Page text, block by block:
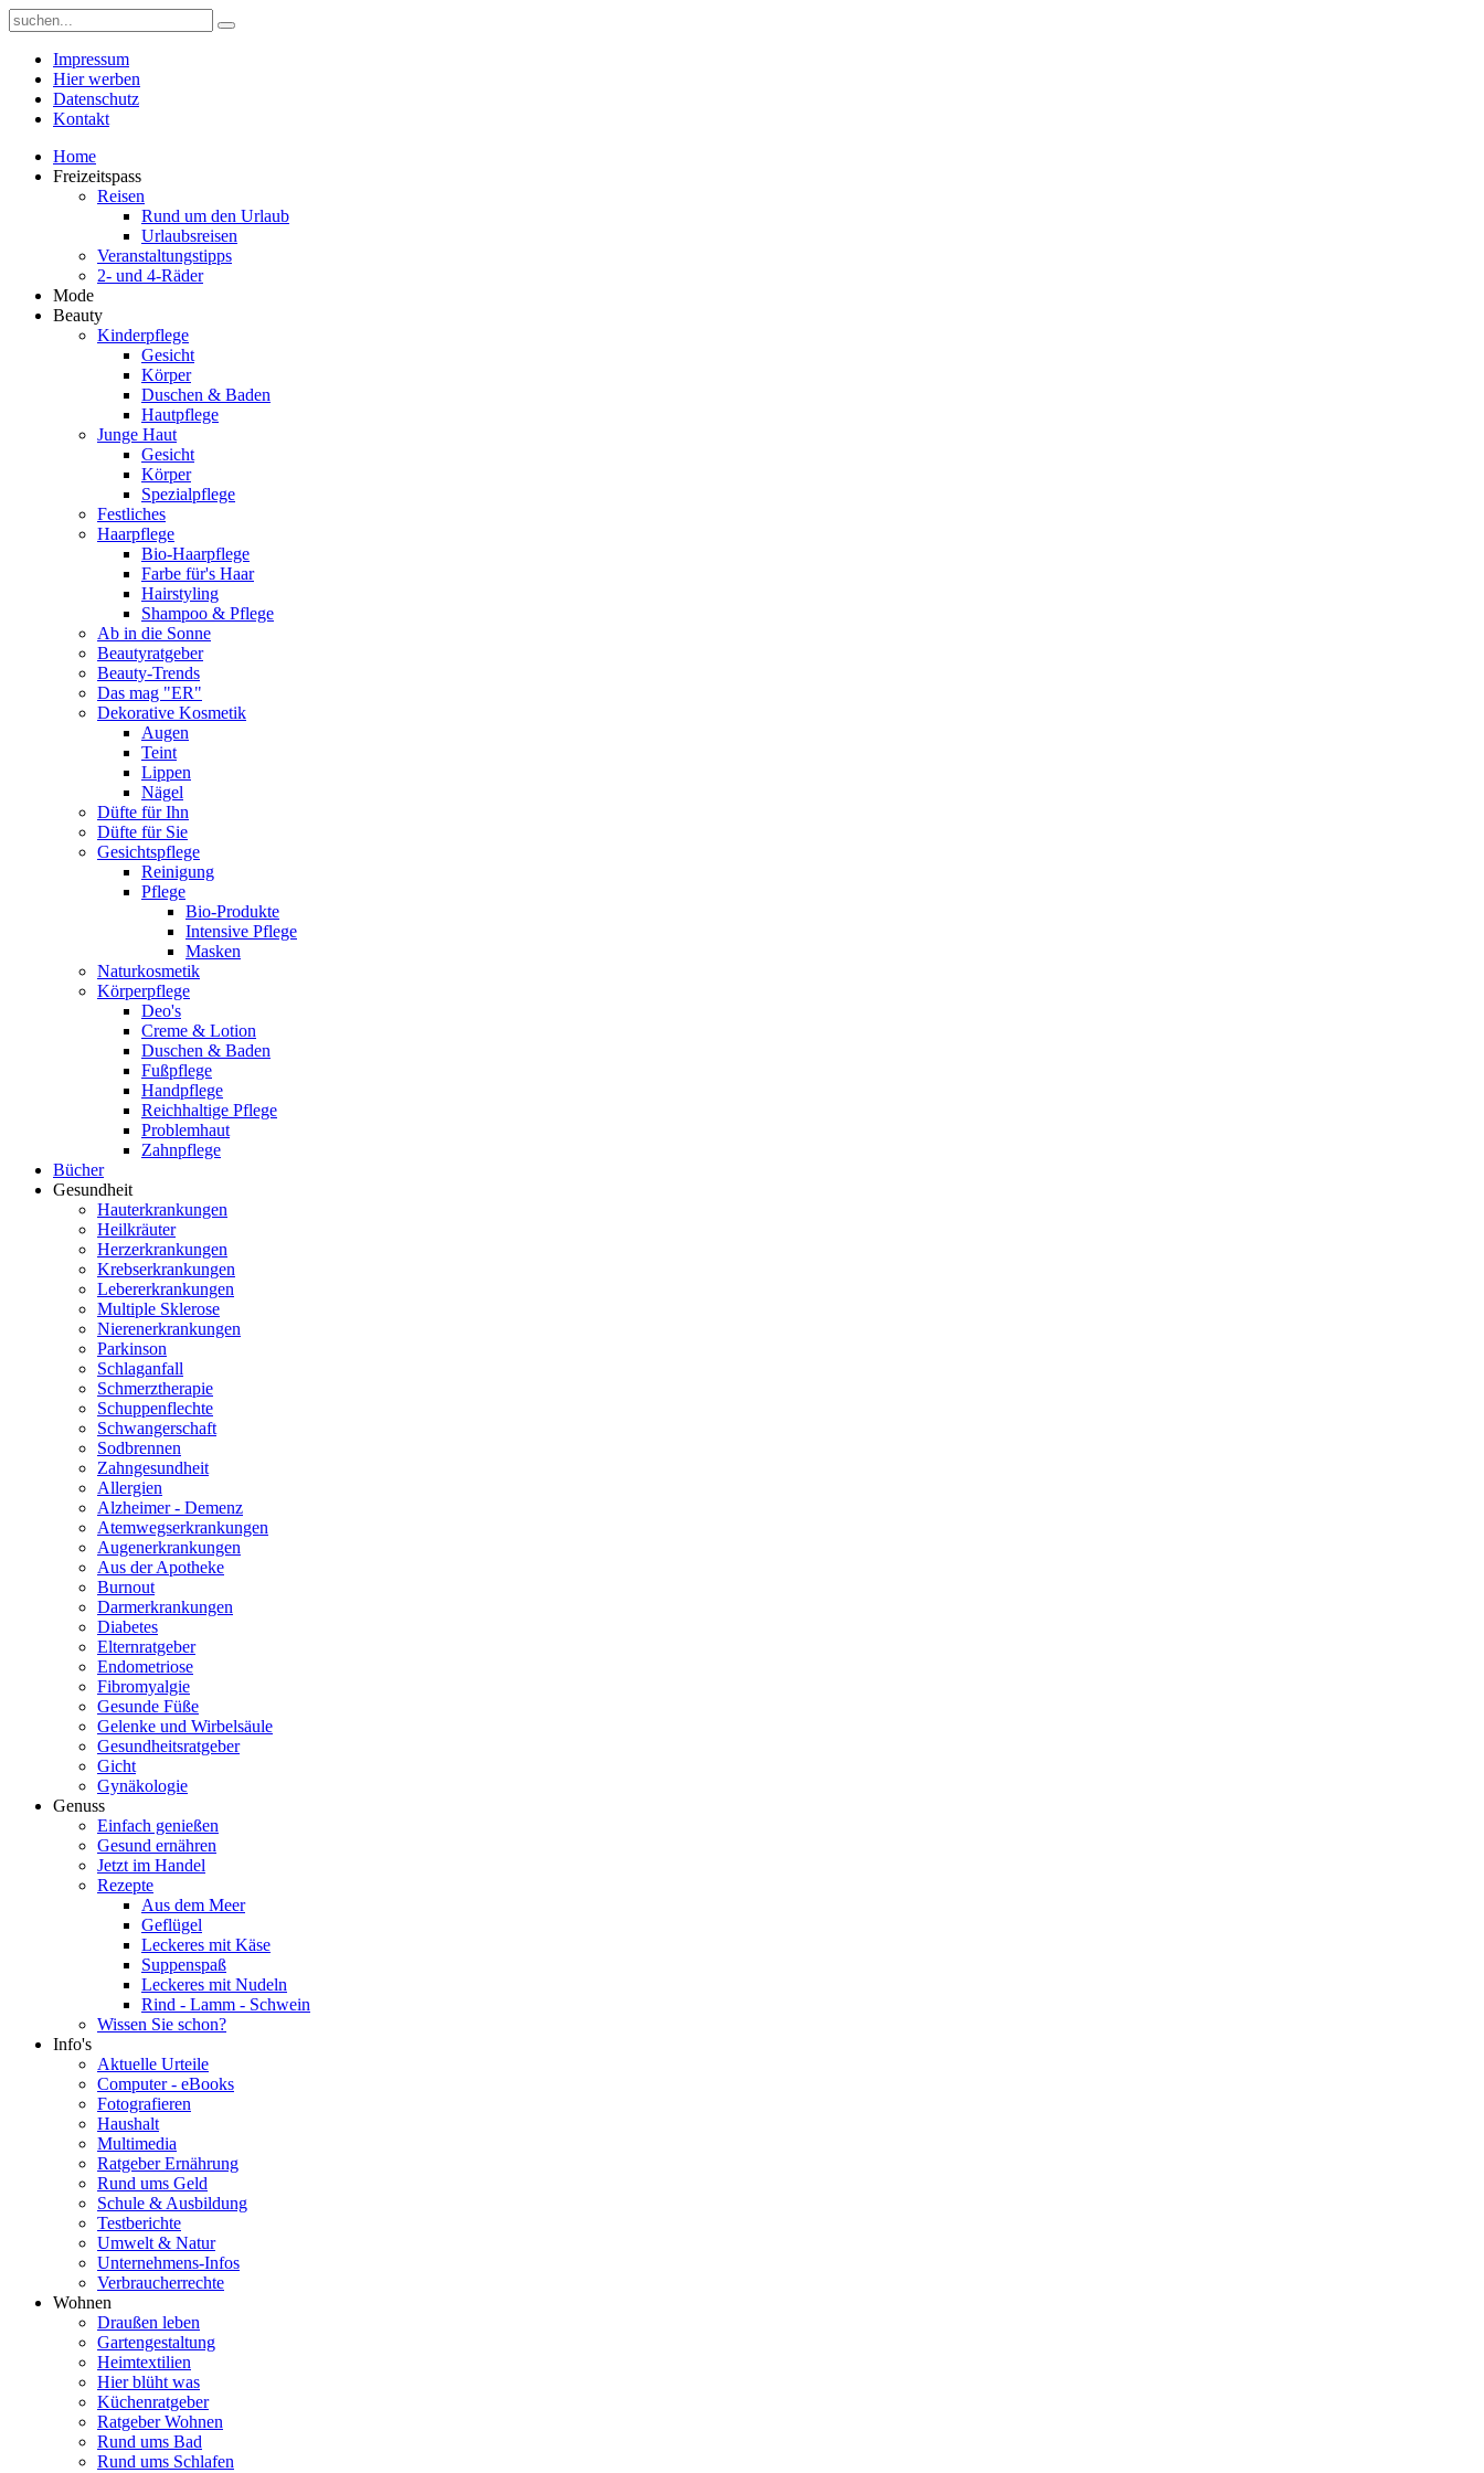
Impressum
Hier werben
Datenschutz
Kontakt
Home
Freizeitspass
Reisen
Rund um den Urlaub
Urlaubsreisen
Veranstaltungstipps
2- und 4-Räder
Mode
Beauty
Kinderpflege
Gesicht
Körper
Duschen & Baden
Hautpflege
Junge Haut
Gesicht
Körper
Spezialpflege
Festliches
Haarpflege
Bio-Haarpflege
Farbe für's Haar
Hairstyling
Shampoo & Pflege
Ab in die Sonne
Beautyratgeber
Beauty-Trends
Das mag "ER"
Dekorative Kosmetik
Augen
Teint
Lippen
Nägel
Düfte für Ihn
Düfte für Sie
Gesichtspflege
Reinigung
Pflege
Bio-Produkte
Intensive Pflege
Masken
Naturkosmetik
Körperpflege
Deo's
Creme & Lotion
Duschen & Baden
Fußpflege
Handpflege
Reichhaltige Pflege
Problemhaut
Zahnpflege
Bücher
Gesundheit
Hauterkrankungen
Heilkräuter
Herzerkrankungen
Krebserkrankungen
Lebererkrankungen
Multiple Sklerose
Nierenerkrankungen
Parkinson
Schlaganfall
Schmerztherapie
Schuppenflechte
Schwangerschaft
Sodbrennen
Zahngesundheit
Allergien
Alzheimer - Demenz
Atemwegserkrankungen
Augenerkrankungen
Aus der Apotheke
Burnout
Darmerkrankungen
Diabetes
Elternratgeber
Endometriose
Fibromyalgie
Gesunde Füße
Gelenke und Wirbelsäule
Gesundheitsratgeber
Gicht
Gynäkologie
Genuss
Einfach genießen
Gesund ernähren
Jetzt im Handel
Rezepte
Aus dem Meer
Geflügel
Leckeres mit Käse
Suppenspaß
Leckeres mit Nudeln
Rind - Lamm - Schwein
Wissen Sie schon?
Info's
Aktuelle Urteile
Computer - eBooks
Fotografieren
Haushalt
Multimedia
Ratgeber Ernährung
Rund ums Geld
Schule & Ausbildung
Testberichte
Umwelt & Natur
Unternehmens-Infos
Verbraucherrechte
Wohnen
Draußen leben
Gartengestaltung
Heimtextilien
Hier blüht was
Küchenratgeber
Ratgeber Wohnen
Rund ums Bad
Rund ums Schlafen